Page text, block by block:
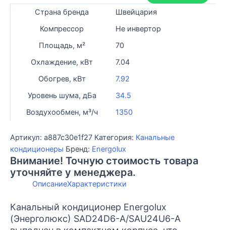
SAD24D6-Страна бренда
Швейцария
Компрессор
Не инвертор
Площадь, м²
70
Охлаждение, кВт
7.04
Обогрев, кВт
7.92
Уровень шума, дБа
34.5
Воздухообмен, м³/ч
1350
Артикул: a887c30e1f27 Категория: Канальные
кондиционеры Бренд: Energolux
Внимание! Точную стоимость товара
уточняйте у менеджера.
ОписаниеХарактеристики
Канальный кондиционер Energolux
(Энерголюкс) SAD24D6-A/SAU24U6-A